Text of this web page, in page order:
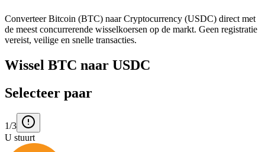
Converteer Bitcoin (BTC) naar Cryptocurrency (USDC) direct met
de meest concurrerende wisselkoersen op de markt. Geen registratie
vereist, veilige en snelle transacties.
Wissel BTC naar USDC
Selecteer paar
1/3
U stuurt